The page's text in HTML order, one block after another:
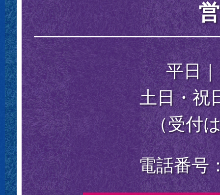
平日
土日・祝
（受付
電話番号